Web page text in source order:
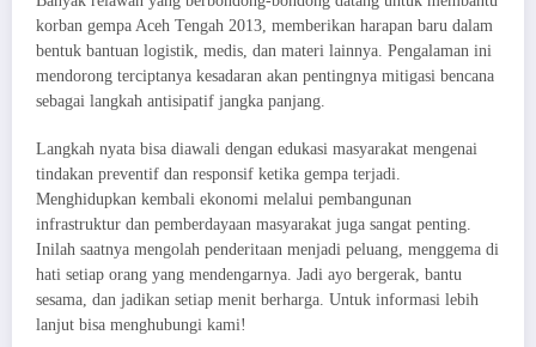
korban gempa Aceh Tengah 2013, memberikan harapan baru dalam
bentuk bantuan logistik, medis, dan materi lainnya. Pengalaman ini
mendorong terciptanya kesadaran akan pentingnya mitigasi bencana
sebagai langkah antisipatif jangka panjang.
Langkah nyata bisa diawali dengan edukasi masyarakat mengenai
tindakan preventif dan responsif ketika gempa terjadi.
Menghidupkan kembali ekonomi melalui pembangunan
infrastruktur dan pemberdayaan masyarakat juga sangat penting.
Inilah saatnya mengolah penderitaan menjadi peluang, menggema di
hati setiap orang yang mendengarnya. Jadi ayo bergerak, bantu
sesama, dan jadikan setiap menit berharga. Untuk informasi lebih
lanjut bisa menghubungi kami!